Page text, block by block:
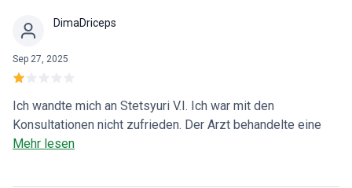
Essen, Brettspiele, Billard))) Im Zentrum ist es immer warm
und Psychologen. Ich empfehle es definitiv - Renaissance!
DimaDriceps
Sep 27, 2025
Ich wandte mich an Stetsyuri V.I. Ich war mit den
Konsultationen nicht zufrieden. Der Arzt behandelte eine
Angst-Depressions-Störung lange Zeit erfolglos und ohne
Mehr lesen